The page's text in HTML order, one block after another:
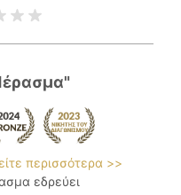
περισσότερα >>
εδρεύει